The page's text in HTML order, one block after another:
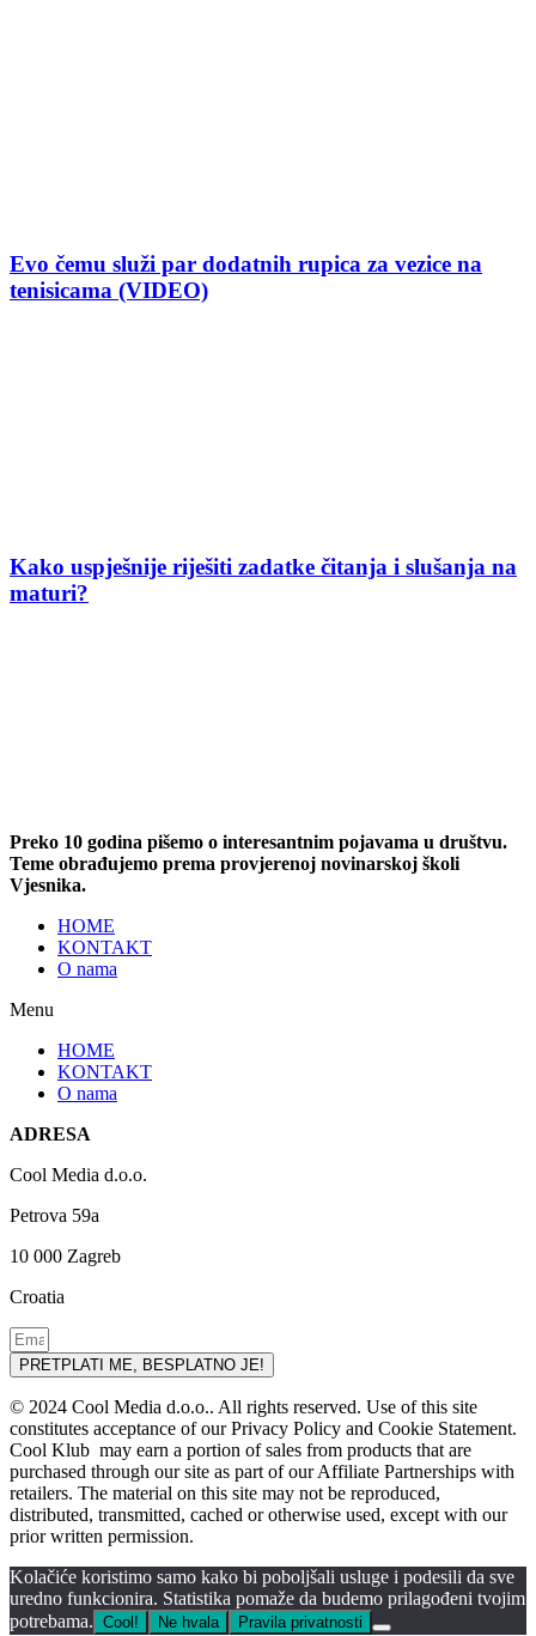
Evo čemu služi par dodatnih rupica za vezice na
tenisicama (VIDEO)
Kako uspješnije riješiti zadatke čitanja i slušanja na
maturi?
Preko 10 godina pišemo o interesantnim pojavama u društvu.
Teme obrađujemo prema provjerenoj novinarskoj školi
Vjesnika.
HOME
KONTAKT
O nama
Menu
HOME
KONTAKT
O nama
ADRESA
Cool Media d.o.o.
Petrova 59a
10 000 Zagreb
Croatia
PRETPLATI ME, BESPLATNO JE!
© 2024 Cool Media d.o.o.. All rights reserved. Use of this site
constitutes acceptance of our Privacy Policy and Cookie Statement.
Cool Klub may earn a portion of sales from products that are
purchased through our site as part of our Affiliate Partnerships with
retailers. The material on this site may not be reproduced,
distributed, transmitted, cached or otherwise used, except with our
prior written permission.
Kolačiće koristimo samo kako bi poboljšali usluge i podesili da sve
uredno funkcionira. Statistika pomaže da budemo prilagođeni tvojim
potrebama. Cool! Ne hvala Pravila privatnosti